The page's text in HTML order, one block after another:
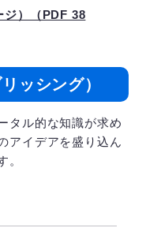
ジ）（PDF 38
ッシング）
タル的な知識が求め
アイデアを盛り込ん
。